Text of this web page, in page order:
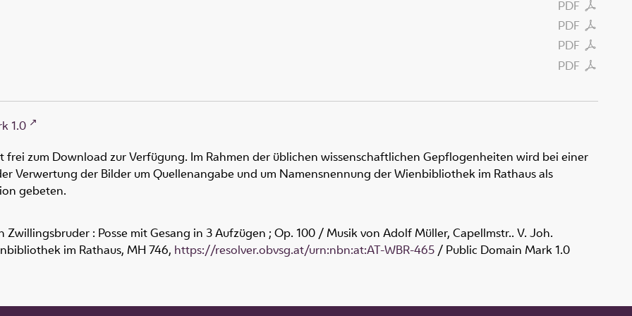
PDF
PDF
PDF
PDF
1.0
frei zum Download zur Verfügung. Im Rahmen der üblichen wissenschaftlichen Gepflogenheiten wird bei einer
Verwertung der Bilder um Quellenangabe und um Namensnennung der Wienbibliothek im Rathaus als
gebeten.
Zwillingsbruder : Posse mit Gesang in 3 Aufzügen ; Op. 100 / Musik von Adolf Müller, Capellmstr.. V. Joh.
im Rathaus, MH 746, https://resolver.obvsg.at/urn:nbn:at:AT-WBR-465 / Public Domain Mark 1.0